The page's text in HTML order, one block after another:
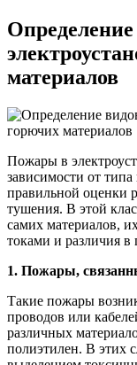
материалов
Пожары в
зависимости от
правильной оценки
тушения. В этой
самих материалов,
токами и различия в
1. Пожары,
Такие пожары
проводов или
различных
полиэтилен. В этих